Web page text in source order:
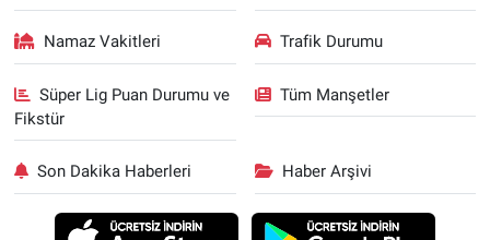
Namaz Vakitleri Trafik Durumu
Süper Lig Puan Durumu ve
Fikstür
Tüm Manşetler
Son Dakika Haberleri Haber Arşivi